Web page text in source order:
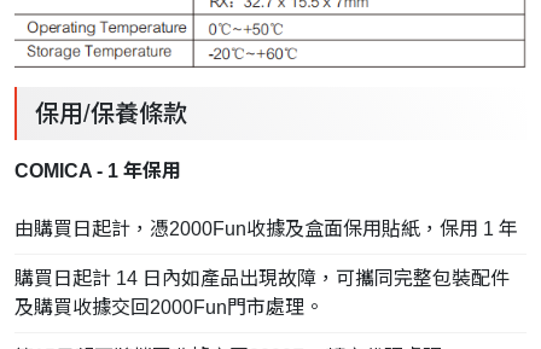
保用/保養條款
COMICA - 1 年保用
由購買日起計，憑2000Fun收據及盒面保用貼紙，保用 1 年
購買日起計 14 日內如產品出現故障，可攜同完整包裝配件
及購買收據交回2000Fun門市處理。